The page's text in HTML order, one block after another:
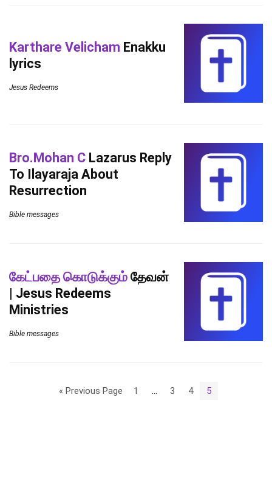
Karthare Velicham Enakku
lyrics
Jesus Redeems
Bro.Mohan C Lazarus Reply
To Ilayaraja About
Resurrection
Bible messages
கேட்பதை கொடுக்கும் தேவன்
| Jesus Redeems
Ministries
Bible messages
« Previous Page 1 3 4 5